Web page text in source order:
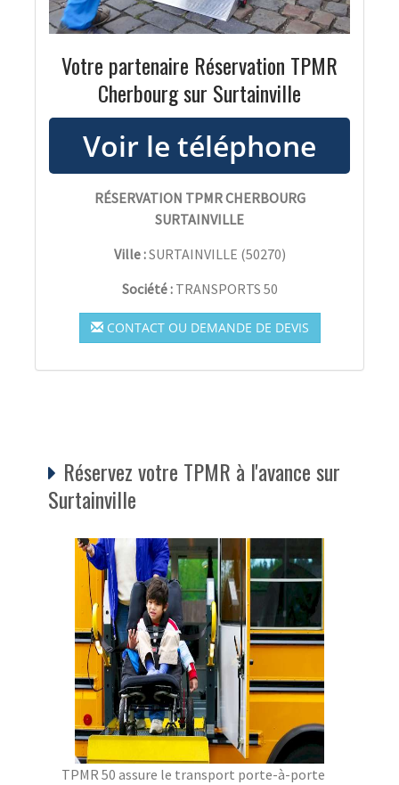
Votre partenaire Réservation TPMR
Cherbourg sur Surtainville
RÉSERVATION TPMR CHERBOURG
SURTAINVILLE
Ville :SURTAINVILLE (50270)
Société : TRANSPORTS 50
CONTACT OU DEMANDE DE DEVIS
Réservez votre TPMR à l'avance sur
Surtainville
TPMR 50 assure le transport porte-à-porte